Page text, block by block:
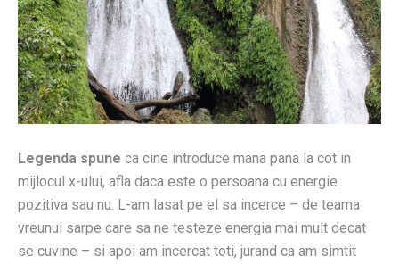
Legenda spune ca cine introduce mana pana la cot in
mijlocul x-ului, afla daca este o persoana cu energie
pozitiva sau nu. L-am lasat pe el sa incerce – de teama
vreunui sarpe care sa ne testeze energia mai mult decat
se cuvine – si apoi am incercat toti, jurand ca am simtit